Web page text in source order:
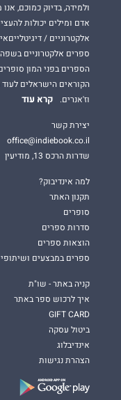
ולמידה, בדיוק כמוכם,
אדם ומילים יכולות
אלקטרוניים /
ספרים אלקטרוניים
הספרים בפני המון
הקוראים הישראלים
וז'אנרים.
קרא עוד
יצירת קשר
office@indiebook.co.il
שדרות הרכס 13, מודיעין
למה אינדיבוק?
תקנון האתר
סופרים
סדרות ספרים
הוצאות ספרים
ספרים במבצעים
קניה באתר - שו"ת
איך לרכוש ספר באתר
GIFT CARD
ביטול עסקה
אינדיבלוג
הצהרת נגישות